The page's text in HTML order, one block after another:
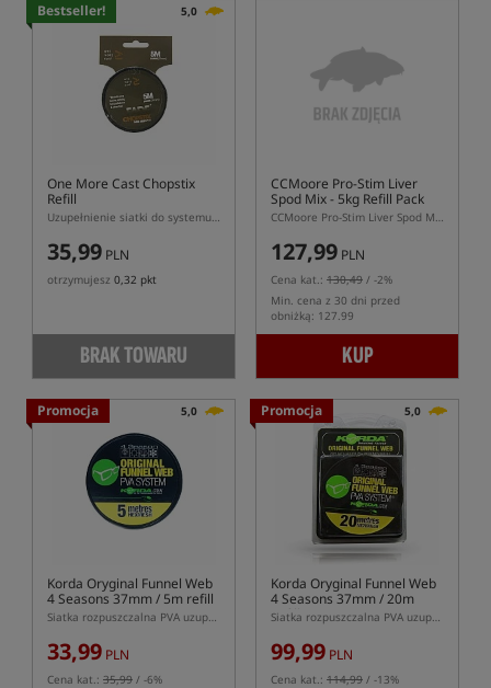
Bestseller! 5,0
One More Cast Chopstix
Refill
Uzupełnienie siatki do systemu Chopstix
35,99 PLN
otrzymujesz 0,32 pkt
BRAK TOWARU
CCMoore Pro-Stim Liver
Spod Mix - 5kg Refill Pack
CCMoore Pro-Stim Liver Spod Mix – Zanętowy miks 5 kg w opakowaniu uzupełniającym
127,99 PLN
Cena kat.: 130,49 / -2%
Min. cena z 30 dni przed
obniżką: 127.99
KUP
Promocja 5,0
Korda Oryginal Funnel Web
4 Seasons 37mm / 5m refill
Siatka rozpuszczalna PVA uzupełnienie szeroki
33,99 PLN
Cena kat.: 35,99 / -6%
Promocja 5,0
Korda Oryginal Funnel Web
4 Seasons 37mm / 20m
Refill
Siatka rozpuszczalna PVA uzupełnienie szeroki
99,99 PLN
Cena kat.: 114,99 / -13%